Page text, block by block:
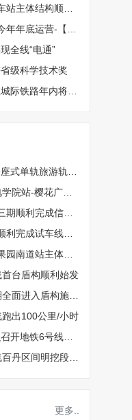
体结构顺利封顶
-【RTAI智慧城轨网】
全线“电通”
级科学技术奖
路年内将全面开工
系统设计规范》审查会召开
站区间左线盾构顺利始发
成信号系统贯通升级
完成试车线热滑
附属结构工程全部完工
台盾构顺利始发
进入盾构施工阶段
出100公里/小时
1号线三期工程项目推进会
明挖段主体结构封顶
更多..